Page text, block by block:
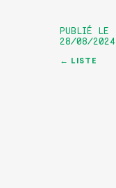
PUBLIÉ LE
28/08/2024
← LISTE